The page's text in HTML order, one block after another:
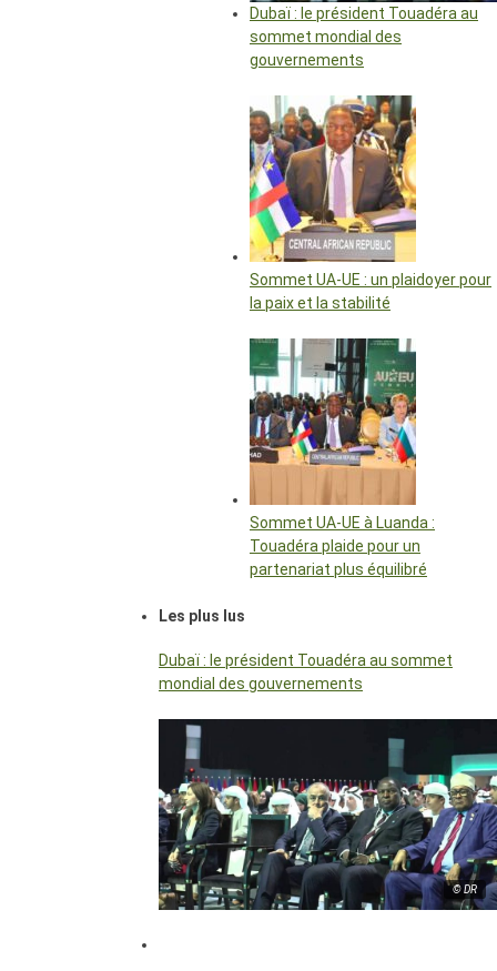
Dubaï : le président Touadéra au
sommet mondial des
gouvernements
Sommet UA-UE : un plaidoyer pour
la paix et la stabilité
Sommet UA-UE à Luanda :
Touadéra plaide pour un
partenariat plus équilibré
Les plus lus
Dubaï : le président Touadéra au sommet
mondial des gouvernements
© DR